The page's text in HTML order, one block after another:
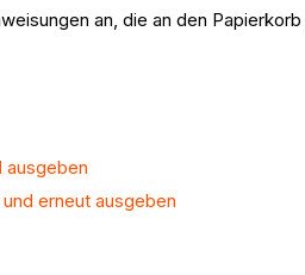
an, die an den
ausgeben
erneut ausgeben